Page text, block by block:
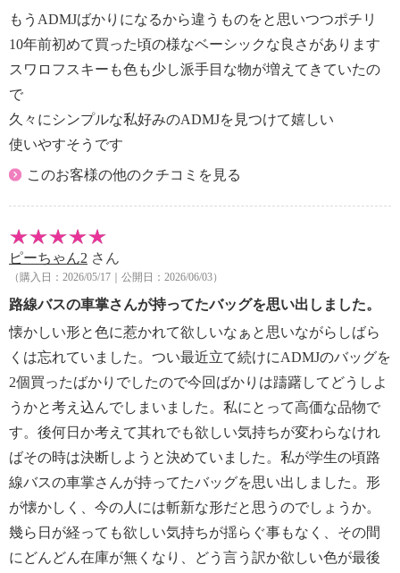
・長時間照射による変退色注意
・水や汗などによる色落ち、色移り注意
・摩擦による色落ち、色移り注意
【個体差あり】
・個体差あり
【原産国（地）】
・日本製
もうADMJばかりになるから違うものをと思いつつポチリ
10年前初めて買った頃の様なベーシックな良さがあります
スワロフスキーも色も少し派手目な物が増えてきていたの
で
久々にシンプルな私好みのADMJを見つけて嬉しい
使いやすそうです
このお客様の他のクチコミを見る
ピーちゃん2 さん
（購入日：2026/05/17｜公開日：2026/06/03）
路線バスの車掌さんが持ってたバッグを思い出しました。
懐かしい形と色に惹かれて欲しいなぁと思いながらしばら
くは忘れていました。つい最近立て続けにADMJのバッグを
2個買ったばかりでしたので今回ばかりは躊躇してどうしよ
うかと考え込んでしまいました。私にとって高価な品物で
す。後何日か考えて其れでも欲しい気持ちが変わらなけれ
ばその時は決断しようと決めていました。私が学生の頃路
線バスの車掌さんが持ってたバッグを思い出しました。形
が懐かしく、今の人には斬新な形だと思うのでしょうか。
幾ら日が経っても欲しい気持ちが揺らぐ事もなく、その間
にどんどん在庫が無くなり、どう言う訳か欲しい色が最後